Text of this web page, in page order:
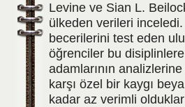
Levine ve Sian L.
ülkeden verileri
becerilerini test eden
öğrenciler bu
adamlarının
karşı özel bir kaygı
kadar az verimli